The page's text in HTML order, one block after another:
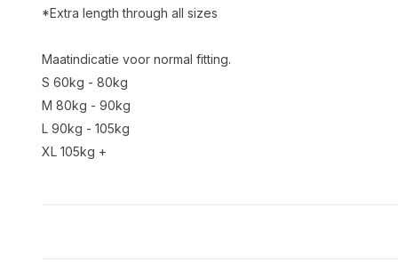
*Extra length through all sizes
Maatindicatie voor normal fitting.
S 60kg - 80kg
M 80kg - 90kg
L 90kg - 105kg
XL 105kg +